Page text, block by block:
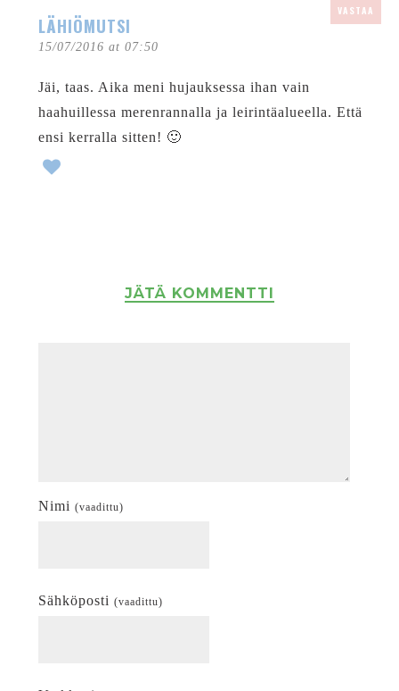
LÄHIÖMUTSI
15/07/2016 at 07:50
VASTAA
Jäi, taas. Aika meni hujauksessa ihan vain
haahuillessa merenrannalla ja leirintäalueella. Että
ensi kerralla sitten! 🙂
JÄTÄ KOMMENTTI
Nimi (vaadittu)
Sähköposti (vaadittu)